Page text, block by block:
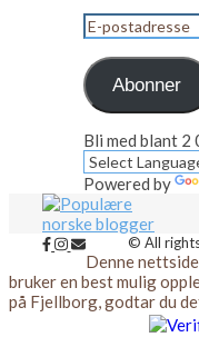
E-
postadresse
Abonner
Bli med blant 2
Powered by
© All
Denne
bruker en best mulig
på Fjellborg, godtar du